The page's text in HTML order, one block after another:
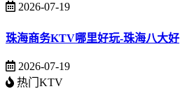
2026-07-19
珠海商务KTV哪里好玩-珠海八大好
2026-07-19
热门KTV